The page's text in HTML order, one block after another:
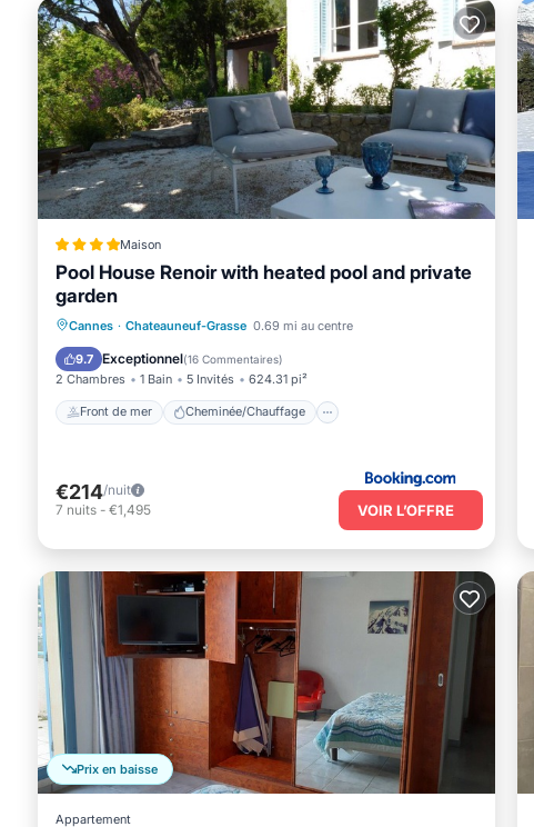
Maison
Pool House Renoir with heated pool and private
garden
Cannes · Chateauneuf-Grasse 0.69 mi au centre
9.7 Exceptionnel(16 Commentaires)
2 Chambres 1 Bain 5 Invités 624.31 pi²
Front de mer Cheminée/Chauffage
Front de mer
Cheminée/Chauffage
Piscine
Vue sur l’océan
€214/nuit
7 nuits - €1,495 VOIR L’OFFRE
Prix en baisse
Appartement